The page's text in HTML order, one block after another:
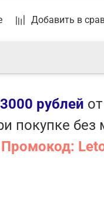
Добавить в
рублей
покупке
Промокод: